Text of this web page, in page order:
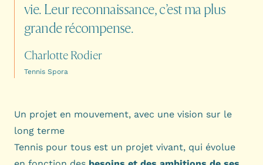
vie. Leurreconnaissance,c’estma plus
granderécompense.
Charlotte Rodier
Tennis Spora
Un projet en mouvement, avec une vision sur le
long terme
Tennis pour tous est un projet vivant, qui évolue